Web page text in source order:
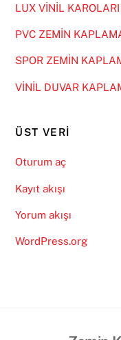
LUX VİNİL KAROLARI
PVC ZEMİN
SPOR ZEMİN
VİNİL DUVAR
ÜST VERI
Oturum aç
Kayıt akışı
Yorum akışı
WordPress.org